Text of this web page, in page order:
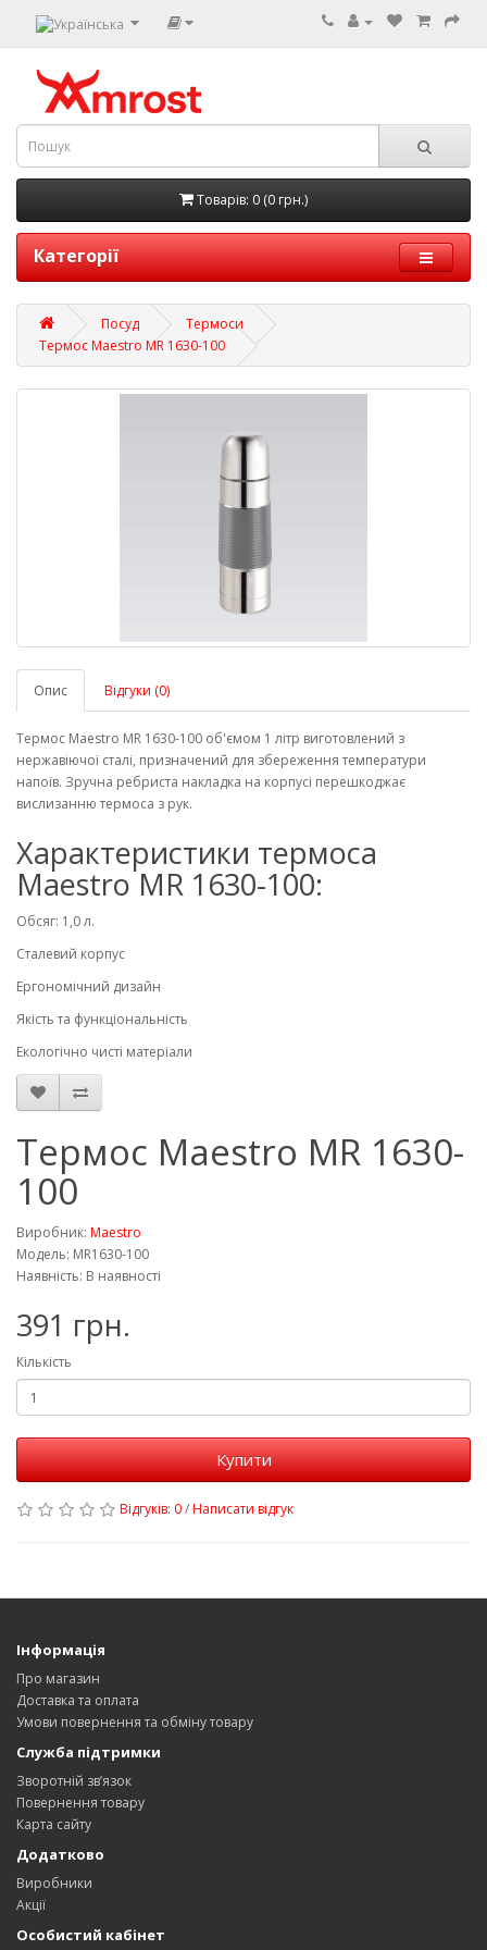
Товарів: 0 (0 грн.)
Категорії
Посуд
Термоси
Термос Maestro MR 1630-100
Опис Відгуки (0)
Термос Maestro MR 1630-100 об'ємом 1 літр виготовлений з
нержавіючої сталі, призначений для збереження температури
напоїв. Зручна ребриста накладка на корпусі перешкоджає
вислизанню термоса з рук.
Характеристики термоса
Maestro MR 1630-100:
Обсяг: 1,0 л.
Сталевий корпус
Ергономічний дизайн
Якість та функціональність
Екологічно чисті матеріали
Термос Maestro MR 1630-
100
Виробник: Maestro
Модель: MR1630-100
Наявність: В наявності
391 грн.
Кількість
Купити
Відгуків: 0/Написати відгук
Інформація
Про магазин
Доставка та оплата
Умови повернення та обміну товару
Служба підтримки
Зворотній зв’язок
Повернення товару
Карта сайту
Додатково
Виробники
Акції
Особистий кабінет